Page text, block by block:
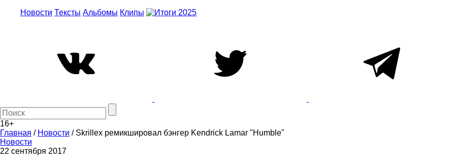
Новости Тексты Альбомы Клипы
16+
Главная / Новости / Skrillex ремикшировал бэнгер Kendrick Lamar "Humble"
Новости
22 сентября 2017